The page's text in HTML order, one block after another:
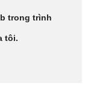
trong trình
tôi.